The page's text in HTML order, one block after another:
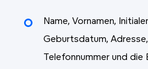
Name, Vornamen,
Geburtsdatum,
Telefonnummer und